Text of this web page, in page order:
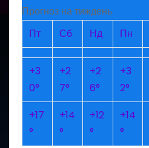
Прогноз на тиждень
Пт
Сб Нд Пн
+3
0°
+2
7°
+2
6°
+3
2°
+17
°
+14
°
+12
°
+14
°